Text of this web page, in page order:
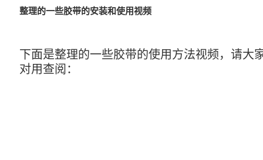
整理的一些胶带的安装和使用视频
下面是整理的一些胶带的使用方法视频，请大
对用查阅：